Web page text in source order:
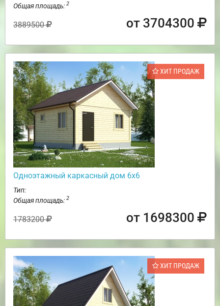
Общая площадь: 2
3889500 от 3704300
ХИТ ПРОДАЖ
Одноэтажный каркасный дом 6х6
Тип:
Общая площадь: 2
1783200 от 1698300
ХИТ ПРОДАЖ